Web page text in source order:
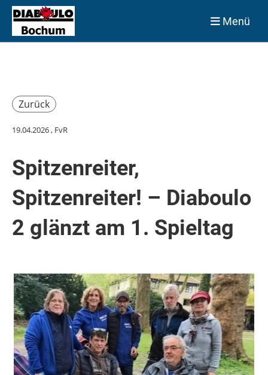
Menü
Zurück
19.04.2026, FvR
Spitzenreiter,
Spitzenreiter! – Diaboulo
2 glänzt am 1. Spieltag